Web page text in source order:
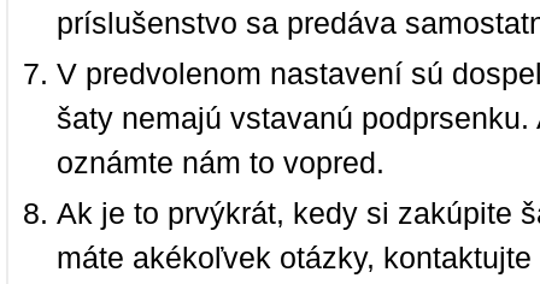
príslušenstvo sa predáva
V predvolenom nastavení sú
šaty nemajú vstavanú
oznámte nám to vopred.
Ak je to prvýkrát, kedy si zakúpite
máte akékoľvek otázky,